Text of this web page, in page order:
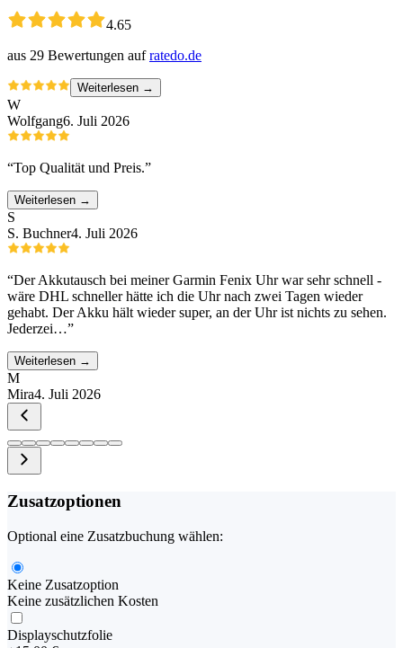
4.65
aus 29 Bewertungen auf ratedo.de
Weiterlesen →
W
Wolfgang6. Juli 2026
“Top Qualität und Preis.”
Weiterlesen →
S
S. Buchner4. Juli 2026
“Der Akkutausch bei meiner Garmin Fenix Uhr war sehr schnell -
wäre DHL schneller hätte ich die Uhr nach zwei Tagen wieder
gehabt. Der Akku hält wieder super, an der Uhr ist nichts zu sehen.
Jederzei…”
Weiterlesen →
M
Mira4. Juli 2026
Zusatzoptionen
Optional eine Zusatzbuchung wählen:
Keine Zusatzoption
Keine zusätzlichen Kosten
Displayschutzfolie